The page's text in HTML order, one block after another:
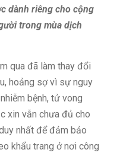
dành riêng cho cộng
trong mùa dịch
qua đã làm thay đổi
hoảng sợ vì sự nguy
bệnh, tử vong
xin vẫn chưa đủ cho
nhất để đảm bảo
khẩu trang ở nơi công